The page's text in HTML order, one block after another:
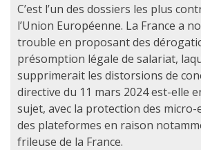
C’est l’un des dossiers les plus
l’Union Européenne. La France a
trouble en proposant des
présomption légale de salariat,
supprimerait les distorsions de
directive du 11 mars 2024 est-elle
sujet, avec la protection des
des plateformes en raison
frileuse de la France.